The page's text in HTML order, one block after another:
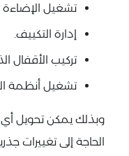
تشغيل الإضاءة
إدارة التكييف.
تركيب الأقفال
تشغيل أنظمة
وبذلك يمكن تحويل أي
الحاجة إلى تغييرات